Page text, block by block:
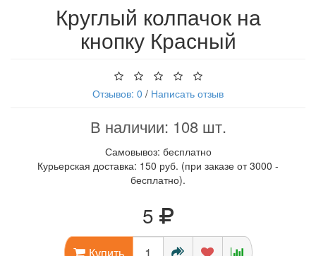
Круглый колпачок на
кнопку Красный
Отзывов: 0 / Написать отзыв
В наличии: 108 шт.
Самовывоз: бесплатно
Курьерская доставка: 150 руб. (при заказе от 3000 -
бесплатно).
5